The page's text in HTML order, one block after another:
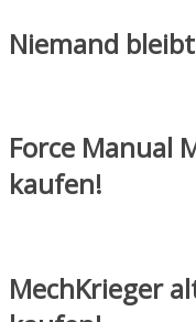
Niemand
Force Manual
kaufen!
MechKrieger